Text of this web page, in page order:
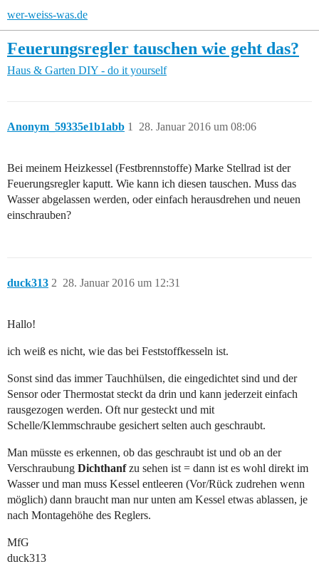
wer-weiss-was.de
Feuerungsregler tauschen wie geht das?
Haus & Garten DIY - do it yourself
Anonym_59335e1b1abb 28. Januar 2016 um 08:06
1
Bei meinem Heizkessel (Festbrennstoffe) Marke Stellrad ist der
Feuerungsregler kaputt. Wie kann ich diesen tauschen. Muss das
Wasser abgelassen werden, oder einfach herausdrehen und neuen
einschrauben?
duck313 28. Januar 2016 um 12:31
2
Hallo!
ich weiß es nicht, wie das bei Feststoffkesseln ist.
Sonst sind das immer Tauchhülsen, die eingedichtet sind und der
Sensor oder Thermostat steckt da drin und kann jederzeit einfach
rausgezogen werden. Oft nur gesteckt und mit
Schelle/Klemmschraube gesichert selten auch geschraubt.
Man müsste es erkennen, ob das geschraubt ist und ob an der
Verschraubung Dichthanfzu sehen ist = dann ist es wohl direkt im
Wasser und man muss Kessel entleeren (Vor/Rück zudrehen wenn
möglich) dann braucht man nur unten am Kessel etwas ablassen, je
nach Montagehöhe des Reglers.
MfG
duck313